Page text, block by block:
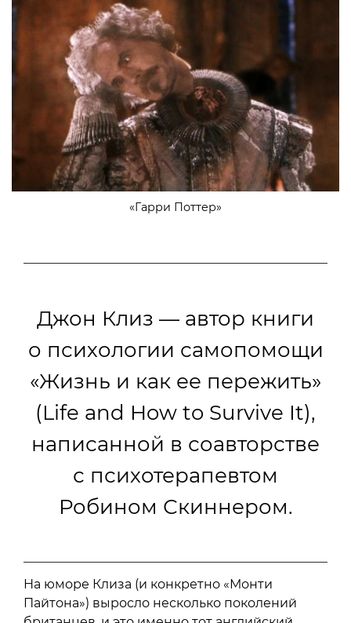
«Гарри Поттер»
Джон Клиз — автор книги
о психологии самопомощи
«Жизнь и как ее пережить»
(Life and How to Survive It),
написанной в соавторстве
с психотерапевтом
Робином Скиннером.
На юморе Клиза (и конкретно «Монти
Пайтона») выросло несколько поколений